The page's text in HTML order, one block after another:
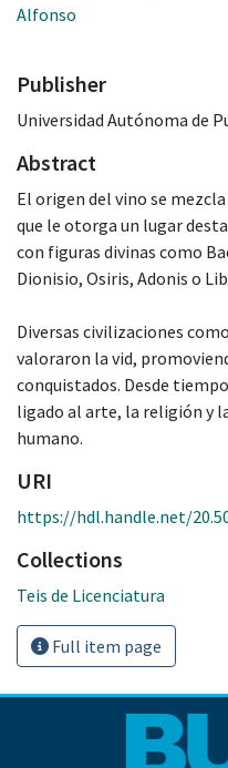
Alfonso
Publisher
Universidad Autónoma de
Abstract
El origen del vino se
que le otorga un lugar
con figuras divinas como
Dionisio, Osiris, Adonis o
Diversas civilizaciones
valoraron la vid,
conquistados. Desde
ligado al arte, la religión y
humano.
URI
https://hdl.handle.net/
Collections
Teis de Licenciatura
Full item page